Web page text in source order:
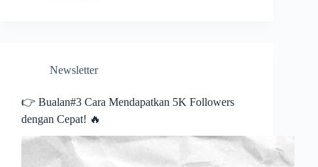
Newsletter
👉 Bualan#3 Cara Mendapatkan 5K Followers
dengan Cepat! 🔥